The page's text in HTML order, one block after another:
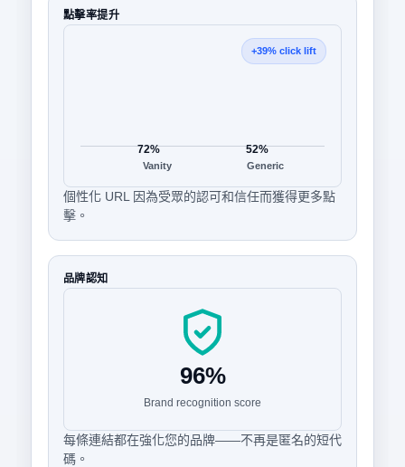
點擊率提升
+39% click lift
72%
Vanity
52%
Generic
個性化 URL 因為受眾的認可和信任而獲得更多點
擊。
品牌認知
96%
Brand recognition score
每條連結都在強化您的品牌——不再是匿名的短代
碼。